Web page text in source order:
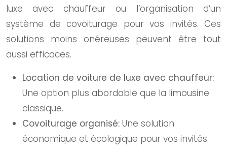
luxe avec chauffeur ou l’organisation d’un
système de covoiturage pour vos invités. Ces
solutions moins onéreuses peuvent être tout
aussi efficaces.
Location de voiture de luxe avec chauffeur:
Une option plus abordable que la limousine
classique.
Covoiturage organisé: Une solution
économique et écologique pour vos invités.